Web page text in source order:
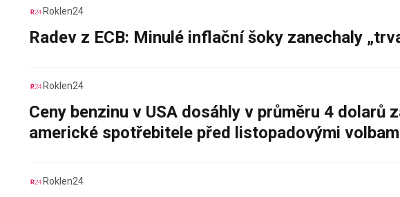
Roklen24
Radev z ECB: Minulé inflační šoky zanechaly
Roklen24
Ceny benzinu v USA dosáhly v průměru 4
americké spotřebitele před listopadovými
Roklen24